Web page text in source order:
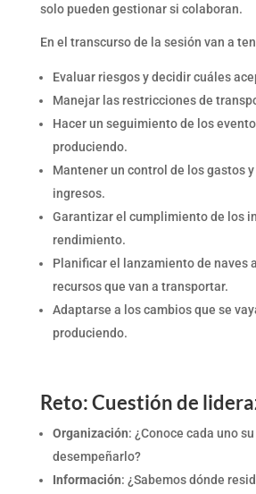
solo pueden gestionar si colaboran.
En el transcurso de la sesión van a
Evaluar riesgos y decidir cuáles
Manejar las restricciones de
Hacer un seguimiento de los
produciendo.
Mantener un control de los gastos
ingresos.
Garantizar el cumplimiento de los
rendimiento.
Planificar el lanzamiento de naves
recursos que van a transportar.
Adaptarse a los cambios que se
produciendo.
Reto: Cuestión de
Organización: ¿Conoce cada uno
desempeñarlo?
Información: ¿Sabemos dónde